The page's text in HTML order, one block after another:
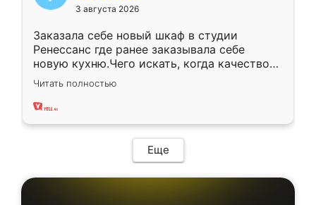
3 августа 2026
Заказала себе новый шкаф в студии
Ренессанс где ранее заказывала себе
новую кухню.Чего искать, когда качеством
вполне довольна. Служит кухня уже почти
два года, нареканий нет.
Читать полностью
Еще